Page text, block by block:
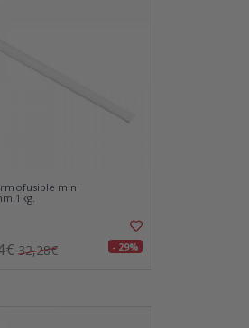
mini
32,28€ - 29%